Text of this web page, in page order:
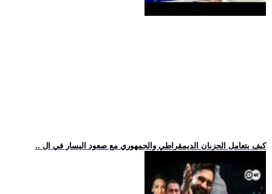
.. كيف يتعامل الحزبان الديمقراطي والجمهوري مع صعود اليسار في ال